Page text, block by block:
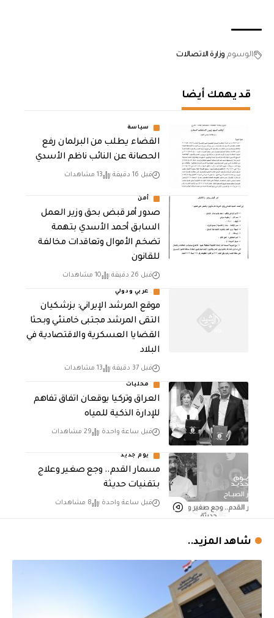
الوسوم وزارة الاتصالات
قد يهمك أيضا
سياسة
القضاء يطلب من البرلمان رفع
الحصانة عن النائب ناظم الأسدي
قبل 16 دقيقة 13 مشاهدات
أمن
صدور أمر قبض بحق وزير العمل
السابق أحمد الأسدي بتهمة
تضخم الأموال وتعاقدات مخالفة
للقانون
قبل 26 دقيقة 10 مشاهدات
عربي ودولي
موقع المرشد الإيراني: بزشكيان
التقى المرشد مجتبى خامنئي وبحثا
القضايا العسكرية والاقتصادية في
البلاد
قبل 37 دقيقة 13 مشاهدات
محليات
العراق وتركيا يوقعان اتفاق تفاهم
للإدارة الذكية للمياه
قبل ساعة واحدة 29 مشاهدات
يوم جديد
مسمار القدم.. وجع صغير وعلاج
بتقنيات حديثة
قبل ساعة واحدة 8 مشاهدات
شاهد المزيد..